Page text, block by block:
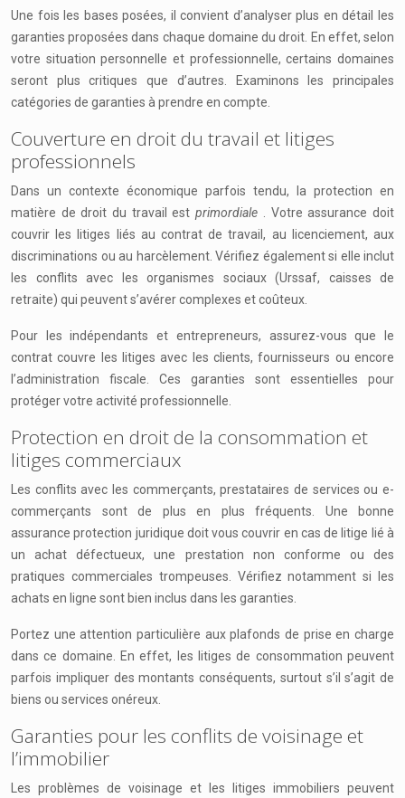
Une fois les bases posées, il convient d’analyser plus en détail les
garanties proposées dans chaque domaine du droit. En effet, selon
votre situation personnelle et professionnelle, certains domaines
seront plus critiques que d’autres. Examinons les principales
catégories de garanties à prendre en compte.
Couverture en droit du travail et litiges
professionnels
Dans un contexte économique parfois tendu, la protection en
matière de droit du travail estprimordiale
. Votre assurance doit
couvrir les litiges liés au contrat de travail, au licenciement, aux
discriminations ou au harcèlement. Vérifiez également si elle inclut
les conflits avec les organismes sociaux (Urssaf, caisses de
retraite) qui peuvent s’avérer complexes et coûteux.
Pour les indépendants et entrepreneurs, assurez-vous que le
contrat couvre les litiges avec les clients, fournisseurs ou encore
l’administration fiscale. Ces garanties sont essentielles pour
protéger votre activité professionnelle.
Protection en droit de la consommation et
litiges commerciaux
Les conflits avec les commerçants, prestataires de services ou e-
commerçants sont de plus en plus fréquents. Une bonne
assurance protection juridique doit vous couvrir en cas de litige lié à
un achat défectueux, une prestation non conforme ou des
pratiques commerciales trompeuses. Vérifiez notamment si les
achats en ligne sont bien inclus dans les garanties.
Portez une attention particulière aux plafonds de prise en charge
dans ce domaine. En effet, les litiges de consommation peuvent
parfois impliquer des montants conséquents, surtout s’il s’agit de
biens ou services onéreux.
Garanties pour les conflits de voisinage et
l’immobilier
Les problèmes de voisinage et les litiges immobiliers peuvent